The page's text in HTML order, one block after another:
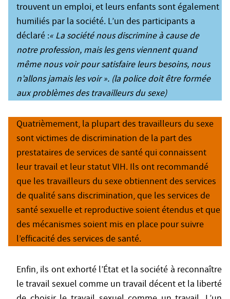
trouvent un emploi, et leurs enfants sont également
humiliés par la société. L’un des participants a
déclaré :« La société nous discrimine à cause de
notre profession, mais les gens viennent quand
même nous voir pour satisfaire leurs besoins, nous
n’allons jamais les voir ». (la police doit être formée
aux problèmes des travailleurs du sexe)
Quatrièmement, la plupart des travailleurs du sexe
sont victimes de discrimination de la part des
prestataires de services de santé qui connaissent
leur travail et leur statut VIH. Ils ont recommandé
que les travailleurs du sexe obtiennent des services
de qualité sans discrimination, que les services de
santé sexuelle et reproductive soient étendus et que
des mécanismes soient mis en place pour suivre
l’efficacité des services de santé.
Enfin, ils ont exhorté l’État et la société à reconnaître
le travail sexuel comme un travail décent et la liberté